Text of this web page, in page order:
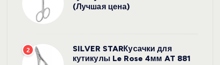
(Лучшая цена)
2
SILVER STARКусачки для
кутикулы Le Rose 4мм AT 881